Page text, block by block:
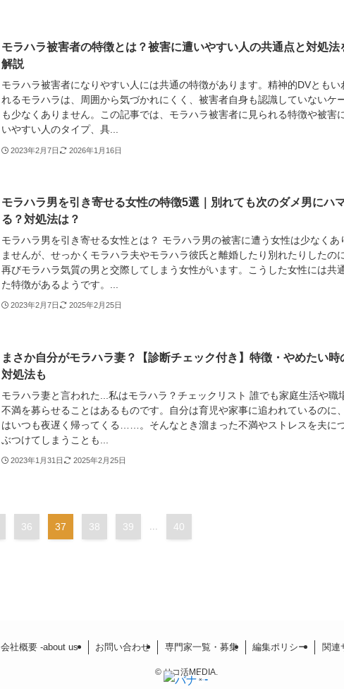
モラハラ被害者の特徴とは？被害に遭いやすい人の共通点と対処法
解説
モラハラ被害者になりやすい人には共通の特徴があります。精神的DVともい
れるモラハラは、周囲から気づかれにくく、被害者自身も認識していないケ
も少なくありません。この記事では、モラハラ被害者に見られる特徴や被害
いやすい人のタイプ、具...
2023年2月7日 2026年1月16日
モラハラ男を引き寄せる女性の特徴5選｜別れても次のダメ男にハ
る？対処法は？
モラハラ男を引き寄せる女性とは？ モラハラ男の被害に遭う女性は少なくあ
ませんが、せっかくモラハラ夫やモラハラ彼氏と離婚したり別れたりしたのに
再びモラハラ気質の男と交際してしまう女性がいます。こうした女性には共
た特徴があるようです。...
2023年2月7日 2025年2月25日
まさか自分がモラハラ妻？【診断チェック付き】特徴・やめたい時
対処法も
モラハラ妻と言われた...私はモラハラ？チェックリスト 誰でも家庭生活や職
不満を募らせることはあるものです。自分は育児や家事に追われているのに
はいつも夜遅く帰ってくる……。そんなとき溜まった不満やストレスを夫に
ぶつけてしまうことも...
2023年1月31日 2025年2月25日
36 37 38 39 40
会社概要 -about us- お問い合わせ 専門家一覧・募集 編集ポリシー 関連
©リコ活MEDIA.
×